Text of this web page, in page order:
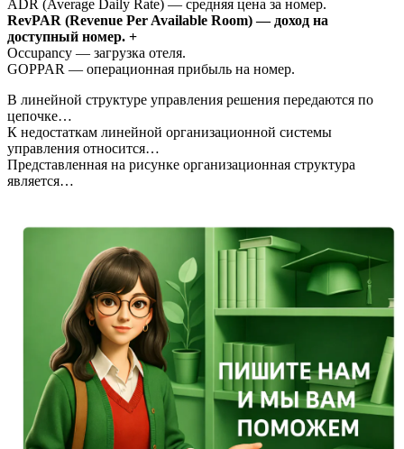
ADR (Average Daily Rate) — средняя цена за номер.
RevPAR (Revenue Per Available Room) — доход на
доступный номер. +
Occupancy — загрузка отеля.
GOPPAR — операционная прибыль на номер.
В линейной структуре управления решения передаются по
цепочке…
К недостаткам линейной организационной системы
управления относится…
Представленная на рисунке организационная структура
является…